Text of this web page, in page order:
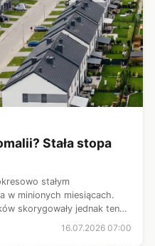
Stała stopa
stałym
w minionych miesiącach.
skorygowały jednak ten
za niezmienność
16.07.2026 07:00